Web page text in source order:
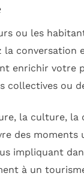
ou les
la
enrichir
collectives ou
la culture,
des moments
impliquant
à un